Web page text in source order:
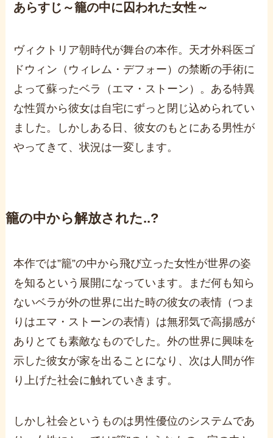
あらすじ～籠の中に囚われた女性～
ヴィクトリア朝時代が舞台の本作。天才外科医ゴ
ドウィン（ウィレム・デフォー）の禁断の手術に
よって蘇ったベラ（エマ・ストーン）。ある特異
な性質から彼女は自宅にずっと閉じ込められてい
ました。しかしある日、彼女のもとにある男性が
やってきて、状況は一変します。
籠の中から解放された..?
本作では”籠”の中から飛び立った女性が世界の姿
を知るという展開になっています。まだ何も知ら
ないベラが外の世界に出た時の彼女の表情（つま
りはエマ・ストーンの表情）は無邪気で高揚感が
ありとても素敵なものでした。外の世界に興味を
示した彼女が家を出ることになり、次は人間が作
り上げた社会に触れていきます。
しかし社会というものは男性優位のシステムであ